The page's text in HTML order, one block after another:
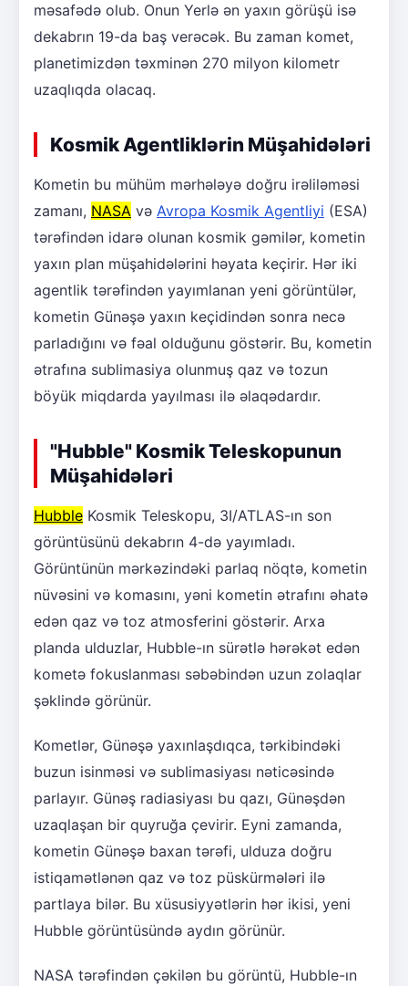
məsafədə olub. Onun Yerlə ən yaxın görüşü isə
dekabrın 19-da baş verəcək. Bu zaman komet,
planetimizdən təxminən 270 milyon kilometr
uzaqlıqda olacaq.
Kosmik Agentliklərin Müşahidələri
Kometin bu mühüm mərhələyə doğru irəliləməsi
zamanı, NASA və Avropa Kosmik Agentliyi (ESA)
tərəfindən idarə olunan kosmik gəmilər, kometin
yaxın plan müşahidələrini həyata keçirir. Hər iki
agentlik tərəfindən yayımlanan yeni görüntülər,
kometin Günəşə yaxın keçidindən sonra necə
parladığını və fəal olduğunu göstərir. Bu, kometin
ətrafına sublimasiya olunmuş qaz və tozun
böyük miqdarda yayılması ilə əlaqədardır.
"Hubble" Kosmik Teleskopunun
Müşahidələri
Hubble Kosmik Teleskopu, 3I/ATLAS-ın son
görüntüsünü dekabrın 4-də yayımladı.
Görüntünün mərkəzindəki parlaq nöqtə, kometin
nüvəsini və komasını, yəni kometin ətrafını əhatə
edən qaz və toz atmosferini göstərir. Arxa
planda ulduzlar, Hubble-ın sürətlə hərəkət edən
kometə fokuslanması səbəbindən uzun zolaqlar
şəklində görünür.
Kometlər, Günəşə yaxınlaşdıqca, tərkibindəki
buzun isinməsi və sublimasiyası nəticəsində
parlayır. Günəş radiasiyası bu qazı, Günəşdən
uzaqlaşan bir quyruğa çevirir. Eyni zamanda,
kometin Günəşə baxan tərəfi, ulduza doğru
istiqamətlənən qaz və toz püskürmələri ilə
partlaya bilər. Bu xüsusiyyətlərin hər ikisi, yeni
Hubble görüntüsündə aydın görünür.
NASA tərəfindən çəkilən bu görüntü, Hubble-ın